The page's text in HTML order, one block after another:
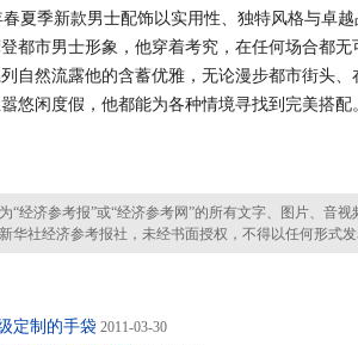
夏季新款男士配饰以实用性、独特风格与卓
都市男士形象，他穿着考究，在任何场合都无
然流露他的含蓄优雅，无论漫步都市街头、
悠闲度假，他都能为各种情境寻找到完美搭配
济参考报”或“经济参考网”的所有文字、图片、音视
华社经济参考报社，未经书面授权，不得以任何形式
定制的手袋 2011-03-30